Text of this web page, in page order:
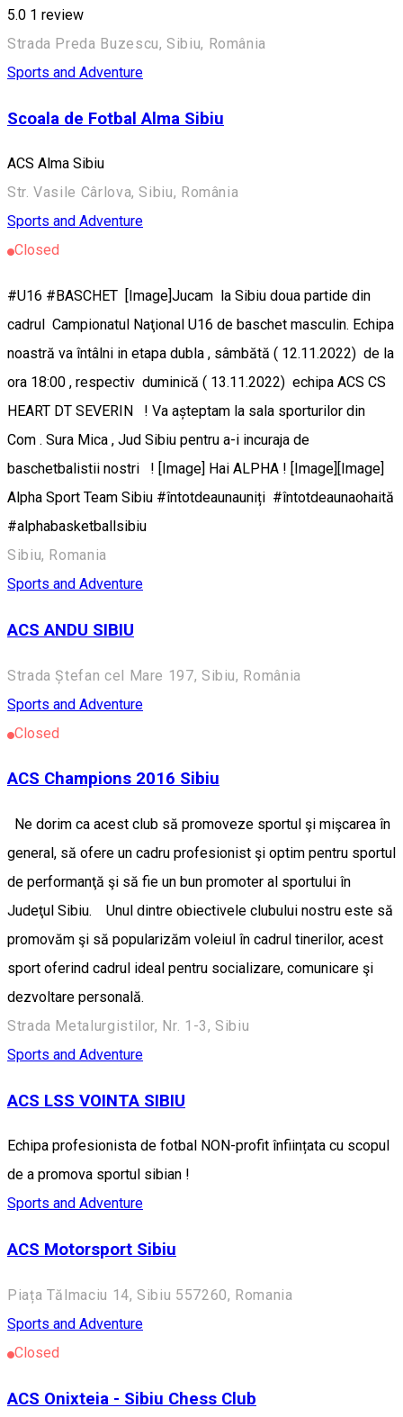
5.0 1 review
Strada Preda Buzescu, Sibiu, România
Sports and Adventure
Scoala de Fotbal Alma Sibiu
ACS Alma Sibiu
Str. Vasile Cârlova, Sibiu, România
Sports and Adventure
Closed
#U16 #BASCHET [Image]Jucam la Sibiu doua partide din
cadrul Campionatul Naţional U16 de baschet masculin. Echipa
noastră va întâlni in etapa dubla , sâmbătă ( 12.11.2022) de la
ora 18:00 , respectiv duminică ( 13.11.2022) echipa ACS CS
HEART DT SEVERIN ! Va așteptam la sala sporturilor din
Com . Sura Mica , Jud Sibiu pentru a-i incuraja de
baschetbalistii nostri ! [Image] Hai ALPHA ! [Image][Image]
Alpha Sport Team Sibiu #întotdeaunauniți #întotdeaunaohaită
#alphabasketballsibiu
Sibiu, Romania
Sports and Adventure
ACS ANDU SIBIU
Strada Ștefan cel Mare 197, Sibiu, România
Sports and Adventure
Closed
ACS Champions 2016 Sibiu
Ne dorim ca acest club să promoveze sportul şi mişcarea în
general, să ofere un cadru profesionist şi optim pentru sportul
de performanţă şi să fie un bun promoter al sportului în
Judeţul Sibiu. Unul dintre obiectivele clubului nostru este să
promovăm şi să popularizăm voleiul în cadrul tinerilor, acest
sport oferind cadrul ideal pentru socializare, comunicare şi
dezvoltare personală.
Strada Metalurgistilor, Nr. 1-3, Sibiu
Sports and Adventure
ACS LSS VOINTA SIBIU
Echipa profesionista de fotbal NON-profit înființata cu scopul
de a promova sportul sibian !
Sports and Adventure
ACS Motorsport Sibiu
Piața Tălmaciu 14, Sibiu 557260, Romania
Sports and Adventure
Closed
ACS Onixteia - Sibiu Chess Club